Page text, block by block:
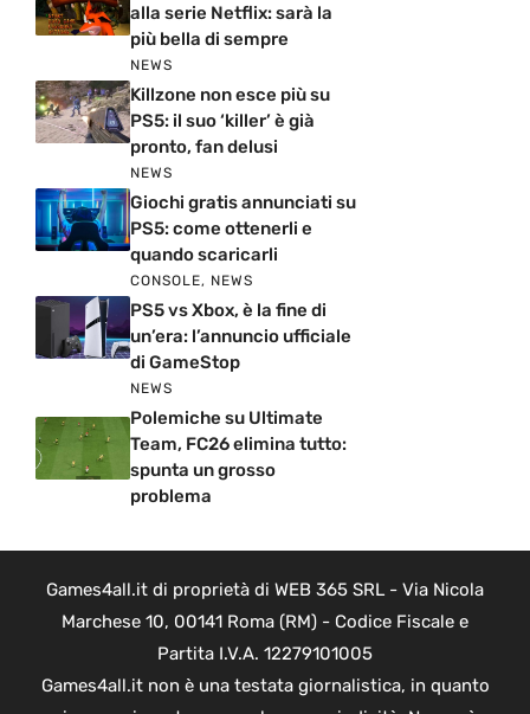
alla serie Netflix: sarà la
più bella di sempre
NEWS
Killzone non esce più su
PS5: il suo ‘killer’ è già
pronto, fan delusi
NEWS
Giochi gratis annunciati su
PS5: come ottenerli e
quando scaricarli
CONSOLE, NEWS
PS5 vs Xbox, è la fine di
un’era: l’annuncio ufficiale
di GameStop
NEWS
Polemiche su Ultimate
Team, FC26 elimina tutto:
spunta un grosso
problema
Games4all.it di proprietà di WEB 365 SRL - Via Nicola
Marchese 10, 00141 Roma (RM) - Codice Fiscale e
Partita I.V.A. 12279101005
Games4all.it non è una testata giornalistica, in quanto